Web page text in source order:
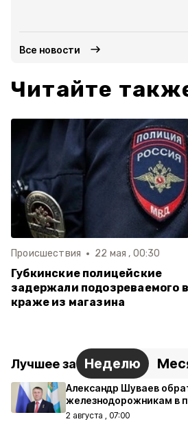
Все новости
Читайте
Происшествия 22 мая , 00:30
Губкинские полицейские
задержали подозреваемого в
краже из магазина
Лучшее за Неделю
Александр Шуваев
железнодорожникам в
2 августа , 07:00